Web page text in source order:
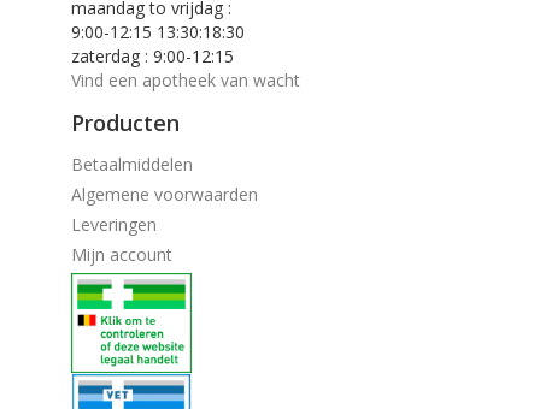
maandag to vrijdag :
9:00-12:15 13:30:18:30
zaterdag : 9:00-12:15
Vind een apotheek van wacht
Producten
Betaalmiddelen
Algemene voorwaarden
Leveringen
Mijn account